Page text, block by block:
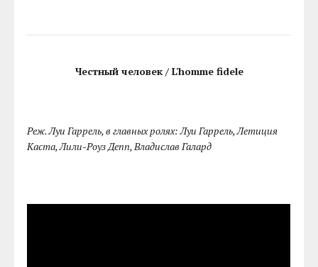
Честный человек / L'homme fidele
Реж. Луи Гаррель, в главных ролях: Луи Гаррель, Летиция
Каста, Лили-Роуз Депп, Владислав Галард